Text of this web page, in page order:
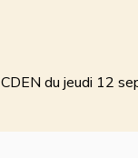
CDEN du jeudi 12